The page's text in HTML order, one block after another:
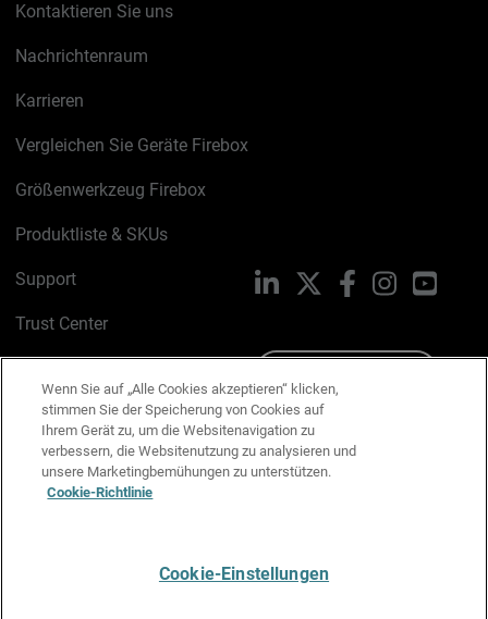
Kontaktieren Sie uns
Nachrichtenraum
Karrieren
Vergleichen Sie Geräte Firebox
Größenwerkzeug Firebox
Produktliste & SKUs
Support
Trust Center
Cookie-Richtlinie
Datenschutzrichtlinie
Media & Brand Kit
LinkedIn FacebookInstagram
Wenn Sie auf „Alle Cookies akzeptieren“ klicken,
stimmen Sie der Speicherung von Cookies auf
Ihrem Gerät zu, um die Websitenavigation zu
verbessern, die Websitenutzung zu analysieren und
unsere Marketingbemühungen zu unterstützen.
Cookie-Richtlinie
Cookie-Einstellungen